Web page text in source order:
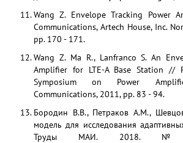
Wang Z. Envelope Tracking Power
Communications, Artech House, Inc.
pp. 170 - 171.
Wang Z. Ma R., Lanfranco S. An
Amplifier for LTE-A Base Station //
Symposium on Power
Communications, 2011, pp. 83 - 94.
Бородин В.В., Петраков А.М.,
модель для исследования
Труды МАИ. 2018.